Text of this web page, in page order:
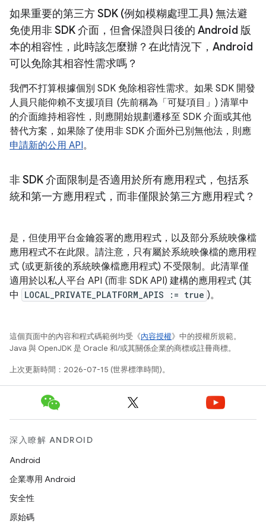
如果重要的第三方 SDK (例如模糊處理工具) 無法避
免使用非 SDK 介面，但會保證與日後的 Android 版
本的相容性，此時該怎麼辦？在此情況下，Android
可以免除其相容性需求嗎？
我們不打算根據個別 SDK 免除相容性需求。如果 SDK 開發
人員只能仰賴不支援項目 (先前稱為「可疑項目」) 清單中
的介面維持相容性，則應開始規劃遷移至 SDK 介面或其他
替代方案，如果除了使用非 SDK 介面外已別無他法，則應
申請新的公用 API。
非 SDK 介面限制是否適用於所有應用程式，包括系
統和第一方應用程式，而非僅限於第三方應用程式？
是，但使用平台金鑰簽署的應用程式，以及部分系統映像檔
應用程式不在此限。請注意，只有屬於系統映像檔的應用程
式 (或更新後的系統映像檔應用程式) 不受限制。此清單僅
適用於以私人平台 API (而非 SDK API) 建構的應用程式 (其
中
LOCAL_PRIVATE_PLATFORM_APIS := true )。
這個頁面中的內容和程式碼範例均受《內容授權》中的授權所規範。
Java 與 OpenJDK 是 Oracle 和/或其關係企業的商標或註冊商標。
上次更新時間：2026-07-15 (世界標準時間)。
深入瞭解 ANDROID
Android
企業專用 Android
安全性
原始碼